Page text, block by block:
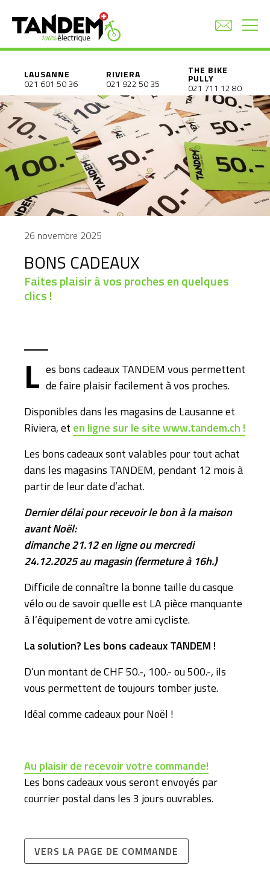
LAUSANNE
021 601 50 36
RIVIERA
021 922 50 35
THE BIKE
PULLY
021 711 12 80
26 novembre 2025
BONS CADEAUX
Faites plaisir à vos proches en quelques
clics !
L es bons cadeaux TANDEM vous permettent
de faire plaisir facilement à vos proches.
Disponibles dans les magasins de Lausanne et
Riviera, et en ligne sur le site www.tandem.ch !
Les bons cadeaux sont valables pour tout achat
dans les magasins TANDEM, pendant 12 mois à
partir de leur date d’achat.
Dernier délai pour recevoir le bon à la maison
avant Noël:
dimanche 21.12 en ligne ou mercredi
24.12.2025 au magasin (fermeture à 16h.)
Difficile de connaître la bonne taille du casque
vélo ou de savoir quelle est LA pièce manquante
à l’équipement de votre ami cycliste.
La solution? Les bons cadeaux TANDEM !
D’un montant de CHF 50.-, 100.- ou 500.-, ils
vous permettent de toujours tomber juste.
Idéal comme cadeaux pour Noël !
Au plaisir de recevoir votre commande!
Les bons cadeaux vous seront envoyés par
courrier postal dans les 3 jours ouvrables.
VERS LA PAGE DE COMMANDE